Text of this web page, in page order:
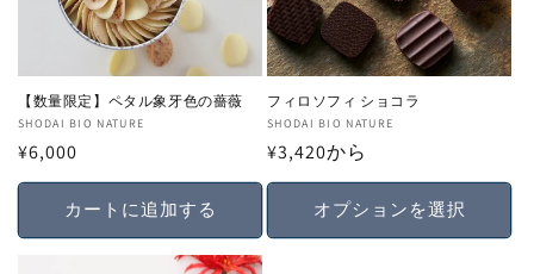
【数量限定】ペタル象牙色の薔薇
販
売
元:
SHODAI BIO NATURE
通
常
格
¥6,000
カートに追加する
フィロソフィ ショコラ
販
売
元:
SHODAI BIO NATURE
通
常
格
¥3,420から
オプションを選択